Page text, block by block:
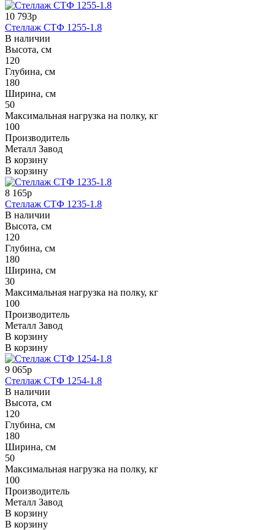
10 793р
Стеллаж СТФ 1255-1.8
В наличии
Высота, см
120
Глубина, см
180
Ширина, см
50
Максимальная нагрузка на полку, кг
100
Производитель
Металл Завод
В корзину
В корзину
8 165р
Стеллаж СТФ 1235-1.8
В наличии
Высота, см
120
Глубина, см
180
Ширина, см
30
Максимальная нагрузка на полку, кг
100
Производитель
Металл Завод
В корзину
В корзину
9 065р
Стеллаж СТФ 1254-1.8
В наличии
Высота, см
120
Глубина, см
180
Ширина, см
50
Максимальная нагрузка на полку, кг
100
Производитель
Металл Завод
В корзину
В корзину